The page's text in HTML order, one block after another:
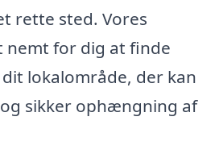
rette sted. Vores
for dig at finde
lokalområde, der kan
sikker ophængning af